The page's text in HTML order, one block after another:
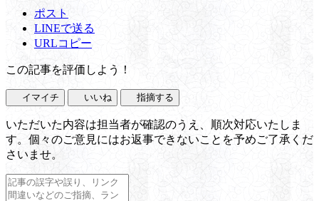
ポスト
LINEで送る
URLコピー
この記事を評価しよう！
イマイチ いいね 指摘する
いただいた内容は担当者が確認のうえ、順次対応いたしま
す。個々のご意見にはお返事できないことを予めご了承くだ
さいませ。